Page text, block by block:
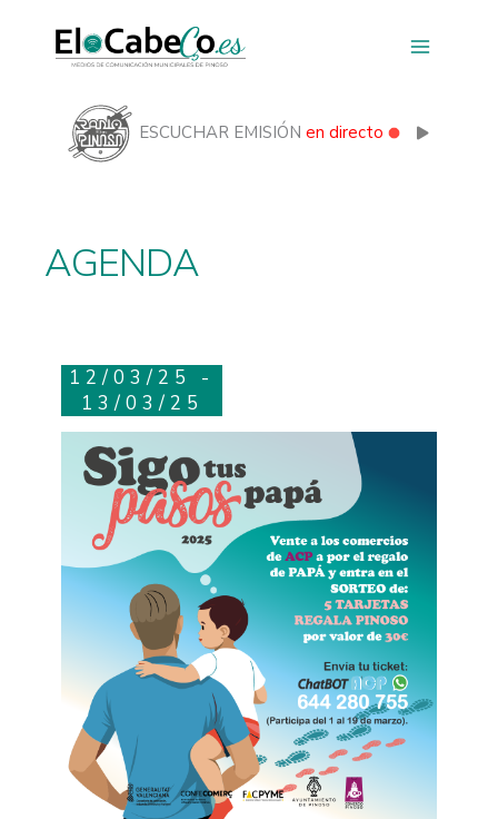
contenido
ESCUCHAR EMISIÓN en directo
AGENDA
12/03/25 -
13/03/25